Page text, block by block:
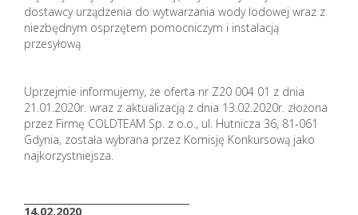
dostawcy urządzenia do wytwarzania wody lodowej wraz z
niezbędnym osprzętem pomocniczym i instalacją
przesyłową
Uprzejmie informujemy, że oferta nr Z20 004 01 z dnia
21.01.2020r. wraz z aktualizacją z dnia 13.02.2020r. złożona
przez Firmę COLDTEAM Sp. z o.o., ul. Hutnicza 36, 81-061
Gdynia, została wybrana przez Komisję Konkursową jako
najkorzystniejsza.
14.02.2020